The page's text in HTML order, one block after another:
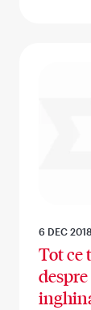
6 DEC 2018
Tot ce